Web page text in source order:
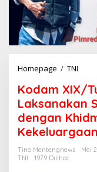
Homepage / TNI
d
a
m
X
I
Kodam XIX/
Laksanakan
dengan
Kekeluargaan
Tino Mentengnews
Mei
TNI
1979 Dilihat